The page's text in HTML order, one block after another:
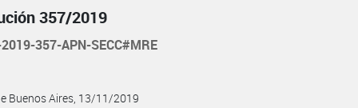
357/2019
357-APN-SECC#MRE
Buenos Aires, 13/11/2019